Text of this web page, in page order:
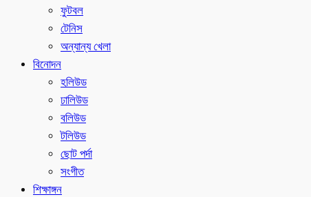
ফুটবল
টেনিস
অন্যান্য খেলা
বিনোদন
হলিউড
ঢালিউড
বলিউড
টলিউড
ছোট পর্দা
সংগীত
শিক্ষাঙ্গন